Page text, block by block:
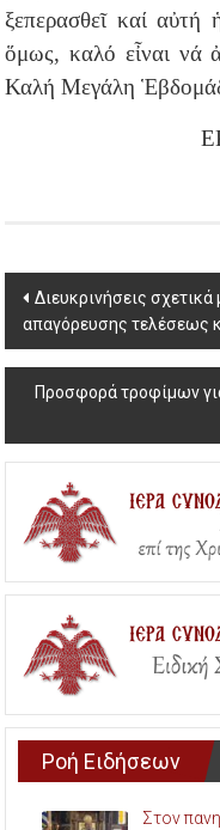
ξεπερασθεῖ καί αὐτή
ὅμως, καλό εἶναι νά
Καλή Μεγάλη
Post
navigation
Διευκρινήσεις
απαγόρευσης τελέσεως
Προσφορά τροφίμων
Ροή Ειδήσεων
Στον